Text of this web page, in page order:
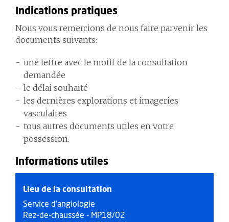
Indications pratiques
Nous vous remercions de nous faire parvenir les
documents suivants:
une lettre avec le motif de la consultation
demandée
le délai souhaité
les dernières explorations et imageries
vasculaires
tous autres documents utiles en votre
possession.
Informations utiles
Lieu de la consultation
Service d’angiologie
Rez-de-chaussée - MP18/02